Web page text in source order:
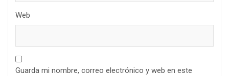
Web
Guarda mi nombre, correo electrónico y web en este